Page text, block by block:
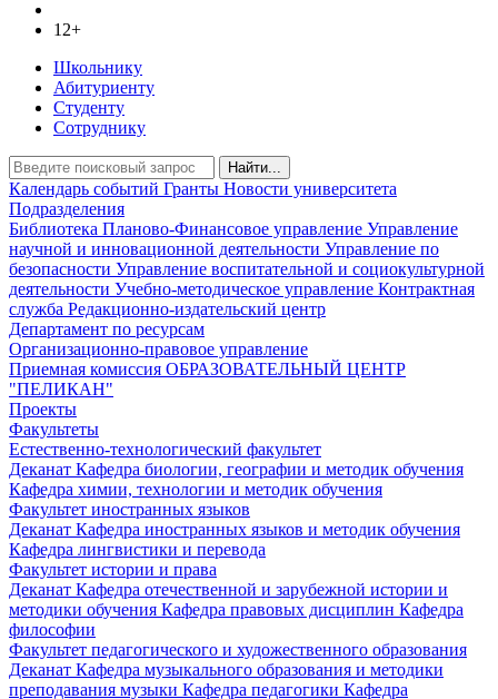
12+
Школьнику
Абитуриенту
Студенту
Сотруднику
Найти...
Календарь событий Гранты Новости университета
Подразделения
Библиотека Планово-Финансовое управление Управление
научной и инновационной деятельности Управление по
безопасности Управление воспитательной и социокультурной
деятельности Учебно-методическое управление Контрактная
служба Редакционно-издательский центр
Департамент по ресурсам
Организационно-правовое управление
Приемная комиссия ОБРАЗОВАТЕЛЬНЫЙ ЦЕНТР
"ПЕЛИКАН"
Проекты
Факультеты
Естественно-технологический факультет
Деканат Кафедра биологии, географии и методик обучения
Кафедра химии, технологии и методик обучения
Факультет иностранных языков
Деканат Кафедра иностранных языков и методик обучения
Кафедра лингвистики и перевода
Факультет истории и права
Деканат Кафедра отечественной и зарубежной истории и
методики обучения Кафедра правовых дисциплин Кафедра
философии
Факультет педагогического и художественного образования
Деканат Кафедра музыкального образования и методики
преподавания музыки Кафедра педагогики Кафедра